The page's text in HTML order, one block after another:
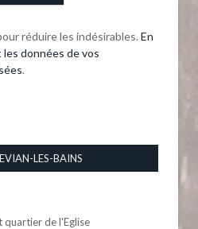
réduire les indésirables. En
données de vos
.
LES-BAINS
quartier de l'Eglise